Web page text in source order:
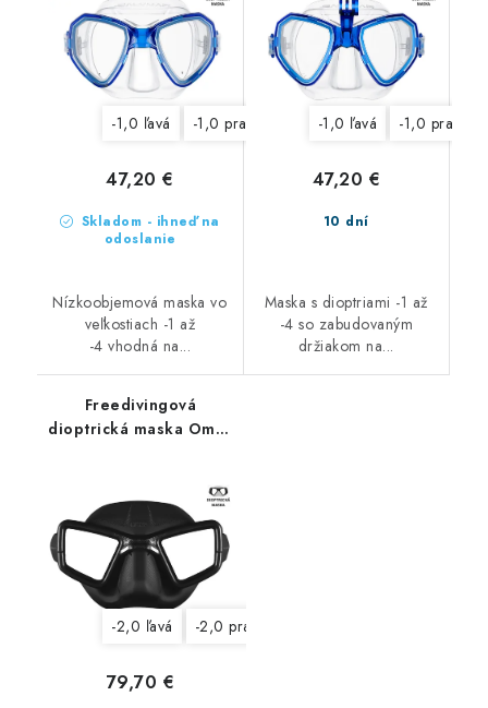
-1,0 ľavá -1,0 pravá -1,5 ľavá -1,5 pravá
Skladom - ihneď na
odoslanie
47,20 €
Nízkoobjemová maska vo
veľkostiach -1 až
-4 vhodná na...
-1,0 ľavá -1,0 pravá
10 dní
47,20 €
Maska s dioptriami -1 až
-4 so zabudovaným
držiakom na...
Freedivingová
dioptrická maska Omer
-2,0 ľavá -2,0 pravá
79,70 €